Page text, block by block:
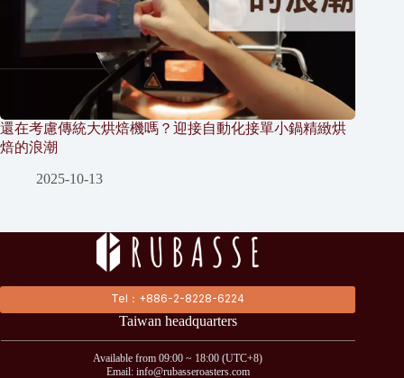
還在考慮傳統大烘焙機嗎？迎接自動化接單小鍋精緻烘
焙的浪潮
2025-10-13
Tel：+886-2-8228-6224
Taiwan headquarters
Available from 09:00 ~ 18:00 (UTC+8)
Email: info@rubasseroasters.com